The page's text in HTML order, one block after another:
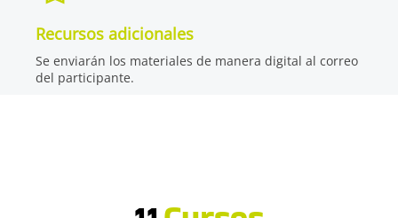
Recursos adicionales
Se enviarán los materiales de manera digital al correo
del participante.